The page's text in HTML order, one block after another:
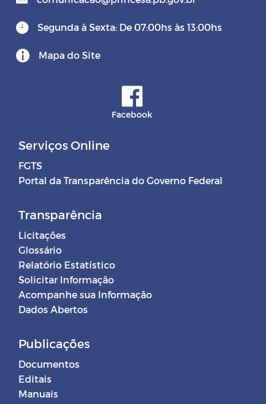
Segunda à Sexta: De 07:00hs às 13:00hs
Mapa do Site
Facebook
Serviços Online
FGTS
Portal da Transparência do Governo Federal
Transparência
Licitações
Glossário
Relatório Estatístico
Solicitar Informação
Acompanhe sua Informação
Dados Abertos
Publicações
Documentos
Editais
Manuais